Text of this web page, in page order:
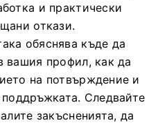
и практически
откази.
обяснява къде да
вашия профил, как да
на потвърждение и
Следвайте
закъсненията, да